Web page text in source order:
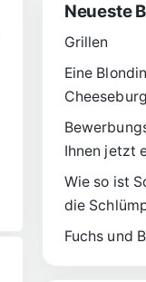
Neueste
Grillen
Eine
Ihnen jetzt
Wie so ist
die
Fuchs und